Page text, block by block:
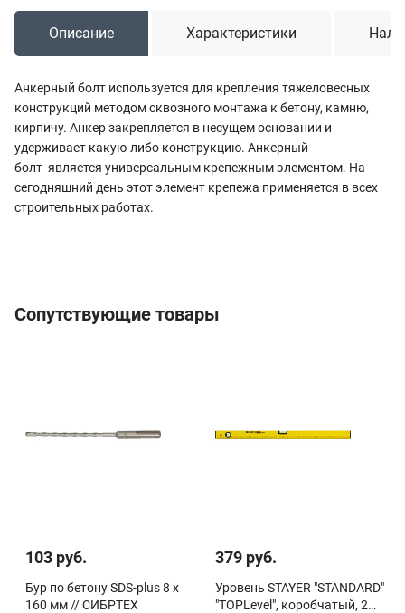
Описание Характеристики
Анкерный болт используется для крепления тяжеловесных
конструкций методом сквозного монтажа к бетону, камню,
кирпичу. Анкер закрепляется в несущем основании и
удерживает какую-либо конструкцию. Анкерный
болт является универсальным крепежным элементом. На
сегодняшний день этот элемент крепежа применяется в всех
строительных работах.
Сопутствующие товары
103 руб.
Бур по бетону SDS-plus 8 х
160 мм // СИБРТЕХ
379 руб.
Уровень STAYER "STANDARD"
"TOPLevel", коробчатый, 2